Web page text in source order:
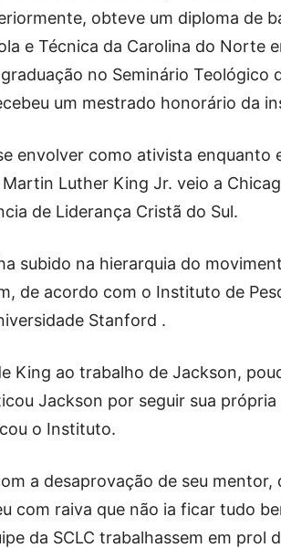
obteve um diploma de
e Técnica da Carolina do Norte
no Seminário Teológico
um mestrado honorário da
envolver como ativista enquanto
Luther King Jr. veio a
de Liderança Cristã do Sul.
subido na hierarquia do
de acordo com o Instituto de
Stanford .
King ao trabalho de Jackson,
Jackson por seguir sua
o Instituto.
a desaprovação de seu mentor,
com raiva que não ia ficar tudo
da SCLC trabalhassem em prol